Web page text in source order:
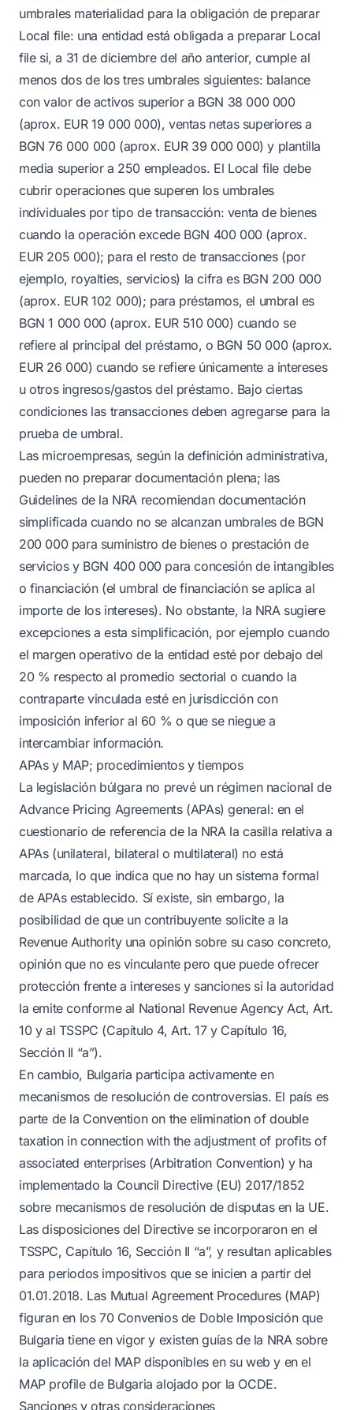
umbrales materialidad para la obligación de preparar
Local file: una entidad está obligada a preparar Local
file si, a 31 de diciembre del año anterior, cumple al
menos dos de los tres umbrales siguientes: balance
con valor de activos superior a BGN 38 000 000
(aprox. EUR 19 000 000), ventas netas superiores a
BGN 76 000 000 (aprox. EUR 39 000 000) y plantilla
media superior a 250 empleados. El Local file debe
cubrir operaciones que superen los umbrales
individuales por tipo de transacción: venta de bienes
cuando la operación excede BGN 400 000 (aprox.
EUR 205 000); para el resto de transacciones (por
ejemplo, royalties, servicios) la cifra es BGN 200 000
(aprox. EUR 102 000); para préstamos, el umbral es
BGN 1 000 000 (aprox. EUR 510 000) cuando se
refiere al principal del préstamo, o BGN 50 000 (aprox.
EUR 26 000) cuando se refiere únicamente a intereses
u otros ingresos/gastos del préstamo. Bajo ciertas
condiciones las transacciones deben agregarse para la
prueba de umbral.
Las microempresas, según la definición administrativa,
pueden no preparar documentación plena; las
Guidelines de la NRA recomiendan documentación
simplificada cuando no se alcanzan umbrales de BGN
200 000 para suministro de bienes o prestación de
servicios y BGN 400 000 para concesión de intangibles
o financiación (el umbral de financiación se aplica al
importe de los intereses). No obstante, la NRA sugiere
excepciones a esta simplificación, por ejemplo cuando
el margen operativo de la entidad esté por debajo del
20 % respecto al promedio sectorial o cuando la
contraparte vinculada esté en jurisdicción con
imposición inferior al 60 % o que se niegue a
intercambiar información.
APAs y MAP; procedimientos y tiempos
La legislación búlgara no prevé un régimen nacional de
Advance Pricing Agreements (APAs) general: en el
cuestionario de referencia de la NRA la casilla relativa a
APAs (unilateral, bilateral o multilateral) no está
marcada, lo que indica que no hay un sistema formal
de APAs establecido. Sí existe, sin embargo, la
posibilidad de que un contribuyente solicite a la
Revenue Authority una opinión sobre su caso concreto,
opinión que no es vinculante pero que puede ofrecer
protección frente a intereses y sanciones si la autoridad
la emite conforme al National Revenue Agency Act, Art.
10 y al TSSPC (Capítulo 4, Art. 17 y Capítulo 16,
Sección II “a”).
En cambio, Bulgaria participa activamente en
mecanismos de resolución de controversias. El país es
parte de la Convention on the elimination of double
taxation in connection with the adjustment of profits of
associated enterprises (Arbitration Convention) y ha
implementado la Council Directive (EU) 2017/1852
sobre mecanismos de resolución de disputas en la UE.
Las disposiciones del Directive se incorporaron en el
TSSPC, Capítulo 16, Sección II “a”, y resultan aplicables
para periodos impositivos que se inicien a partir del
01.01.2018. Las Mutual Agreement Procedures (MAP)
figuran en los 70 Convenios de Doble Imposición que
Bulgaria tiene en vigor y existen guías de la NRA sobre
la aplicación del MAP disponibles en su web y en el
MAP profile de Bulgaria alojado por la OCDE.
Sanciones y otras consideraciones